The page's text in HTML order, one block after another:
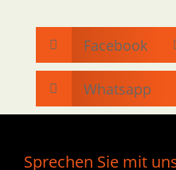
 Facebook
 Whatsapp
Sprechen Sie mit